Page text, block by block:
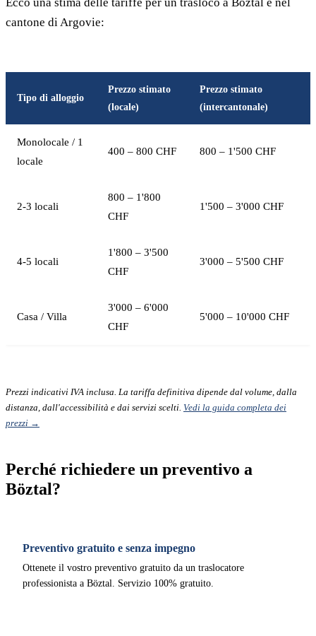
cantone di Argovie:
Tipo di alloggio
Prezzo stimato
(locale)
Prezzo stimato
(intercantonale)
Monolocale / 1
locale
400 – 800 CHF 800 – 1'500 CHF
2-3 locali
800 – 1'800
CHF
1'500 – 3'000 CHF
4-5 locali
1'800 – 3'500
CHF
3'000 – 5'500 CHF
Casa / Villa
3'000 – 6'000
CHF
5'000 – 10'000 CHF
Prezzi indicativi IVA inclusa. La tariffa definitiva dipende dal volume, dalla
distanza, dall'accessibilità e dai servizi scelti. Vedi la guida completa dei
prezzi →
Perché richiedere un preventivo a
Böztal?
Preventivo gratuito e senza impegno
Ottenete il vostro preventivo gratuito da un traslocatore
professionista a Böztal. Servizio 100% gratuito.